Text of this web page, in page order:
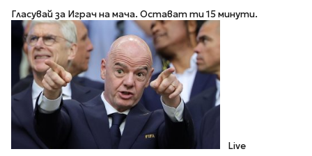
Гласувай за Играч на мача. Остават ти 15 минути.
Live